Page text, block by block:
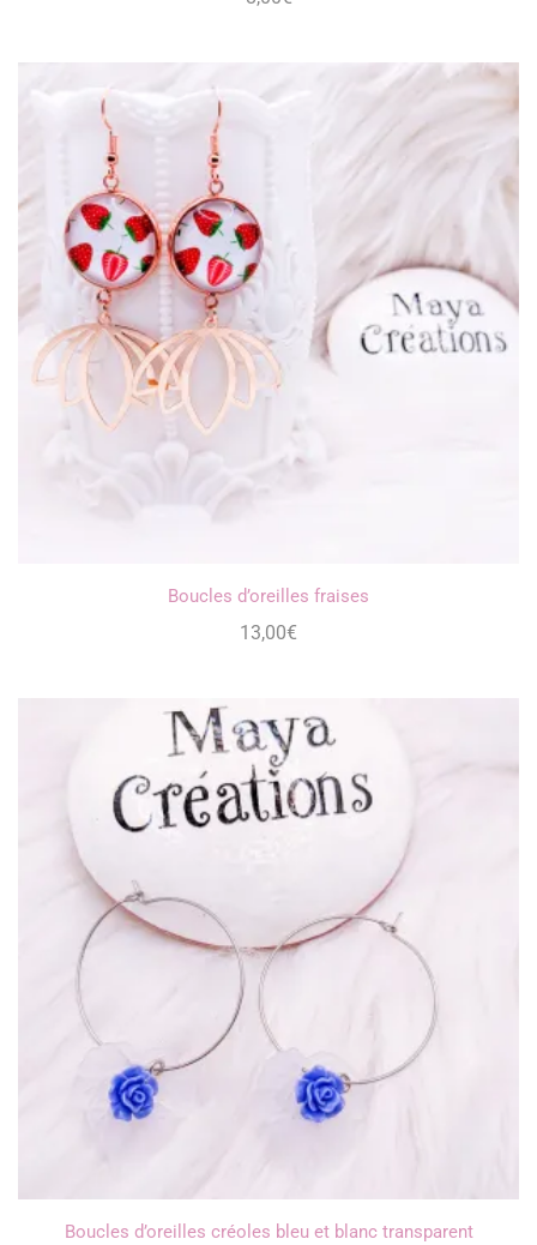
Boucles d’oreilles fraises
13,00€
Boucles d’oreilles créoles bleu et blanc transparent